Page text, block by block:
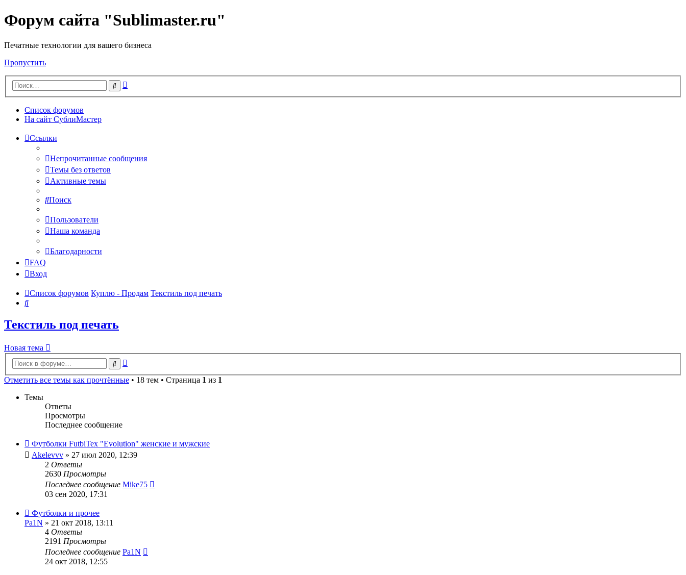
Форум сайта "Sublimaster.ru"
Печатные технологии для вашего бизнеса
Пропустить
Поиск
Список форумов
На сайт СублиМастер
Ссылки
Непрочитанные сообщения
Темы без ответов
Активные темы
Поиск
Пользователи
Наша команда
Благодарности
FAQ
Вход
Список форумов Куплю - Продам Текстиль под печать
Поиск
Текстиль под печать
Новая тема
Поиск
Отметить все темы как прочтённые • 18 тем • Страница 1 из 1
Темы
Ответы
Просмотры
Последнее сообщение
Футболки FutbiTex "Evolution" женские и мужские
Akelevvv » 27 июл 2020, 12:39
2 Ответы
2630 Просмотры
Последнее сообщение Mike75
03 сен 2020, 17:31
Футболки и прочее
Pa1N » 21 окт 2018, 13:11
4 Ответы
2191 Просмотры
Последнее сообщение Pa1N
24 окт 2018, 12:55